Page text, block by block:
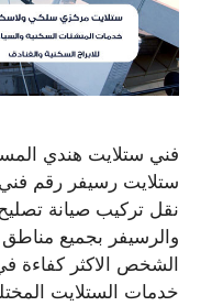
فني ستلايت هندي
نقل تركيب صيانة
والرسيفر بجميع
الشخص الاكثر كفاءة
خدمات الستلايت